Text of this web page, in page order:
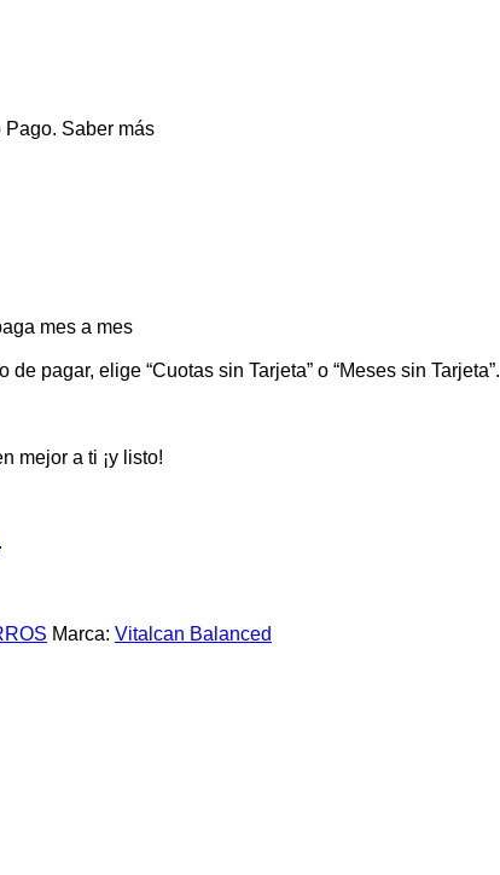
Pago. Saber más
mes a mes
pagar, elige “Cuotas sin Tarjeta” o “Meses sin Tarjeta”.
mejor a ti ¡y listo!
.
Marca: Vitalcan Balanced